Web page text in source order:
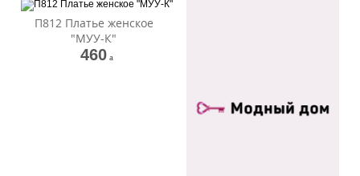
П812 Платье женское
"МУУ-К"
460 a